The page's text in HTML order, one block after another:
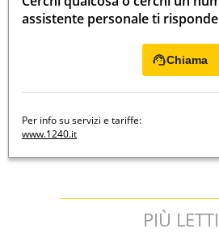
assistente personale ti
Chiama
Per info su servizi e tariffe:
www.1240.it
PIÙ LETTI